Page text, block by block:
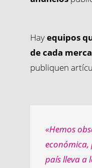
Hayequipos
de cada
publiquen
«Hemos
país lleva a